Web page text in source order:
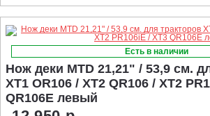
Есть в наличии
Нож деки MTD 21,21" / 53,9 см.
XT1 OR106 / XT2 QR106 / XT2
QR106E левый